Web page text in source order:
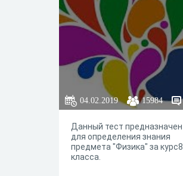
04.02.2019 15984
Данный тест предназначен
для определения знания
предмета "Физика" за курс8
класса.